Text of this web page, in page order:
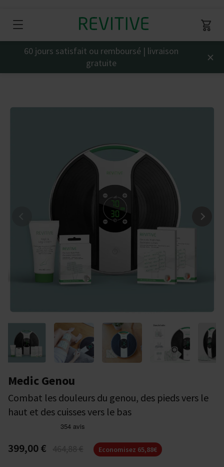
60 jours satisfait ou remboursé | livraison
gratuite
×
Medic Genou
Combat les douleurs du genou, des pieds vers le
haut et des cuisses vers le bas
399,00 € Economisez 65,88€